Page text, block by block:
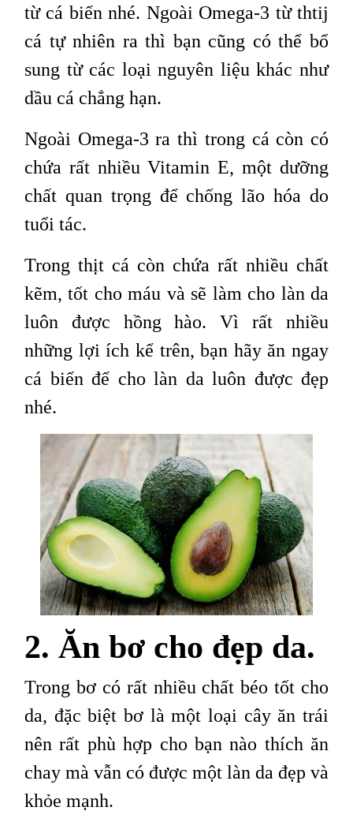
từ cá biển nhé. Ngoài Omega-3 từ thtij
cá tự nhiên ra thì bạn cũng có thể bổ
sung từ các loại nguyên liệu khác như
dầu cá chẳng hạn.
Ngoài Omega-3 ra thì trong cá còn có
chứa rất nhiều Vitamin E, một dưỡng
chất quan trọng để chống lão hóa do
tuổi tác.
Trong thịt cá còn chứa rất nhiều chất
kẽm, tốt cho máu và sẽ làm cho làn da
luôn được hồng hào. Vì rất nhiều
những lợi ích kể trên, bạn hãy ăn ngay
cá biển để cho làn da luôn được đẹp
nhé.
2. Ăn bơ cho đẹp da.
Trong bơ có rất nhiều chất béo tốt cho
da, đặc biệt bơ là một loại cây ăn trái
nên rất phù hợp cho bạn nào thích ăn
chay mà vẫn có được một làn da đẹp và
khỏe mạnh.